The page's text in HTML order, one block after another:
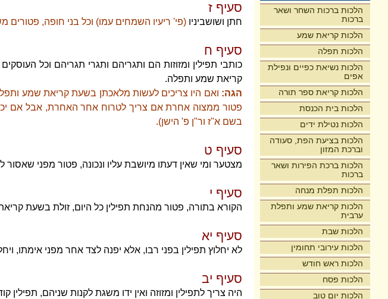
הלכות ברכות השחר ושאר
ברכות
הלכות קריאת שמע
הלכות תפלה
הלכות נשיאת כפיים ונפילת
אפים
הלכות קריאת ספר תורה
הלכות בית הכנסת
הלכות נטילת ידים
הלכות בציעת הפת, סעודה
וברכת המזון
הלכות ברכת הפירות ושאר
ברכות
הלכות תפלת מנחה
הלכות קריאת שמע ותפלת
ערבית
הלכות שבת
הלכות עירובי תחומין
הלכות ראש חודש
הלכות פסח
הלכות יום טוב
סעיף ז
חתן ושושביניו (פי' ריעיו השמחים עמו) וכל בני חופה,
סעיף ח
כותבי תפילין ומזוזות הם ותגריהם ותגרי תגריהם וכל
קריאת שמע ותפלה.
הגה: ואם היו צריכים לעשות מלאכתן בשעת קריאת שמע
פטור ממצוה אחרת אם צריך לטרוח אחר האחרת, אבל אם
בשם א"ז ור"ן פ' הישן).
סעיף ט
מצטער ומי שאין דעתו מיושבת עליו ונכונה, פטור מפני
סעיף י
הקורא בתורה, פטור מהנחת תפילין כל היום, זולת בשעת
סעיף יא
לא יחלוץ תפילין בפני רבו, אלא יפנה לצד אחר מפני אימתו,
סעיף יב
היה צריך לתפילין ומזוזה ואין ידו משגת לקנות שניהם, תפילין